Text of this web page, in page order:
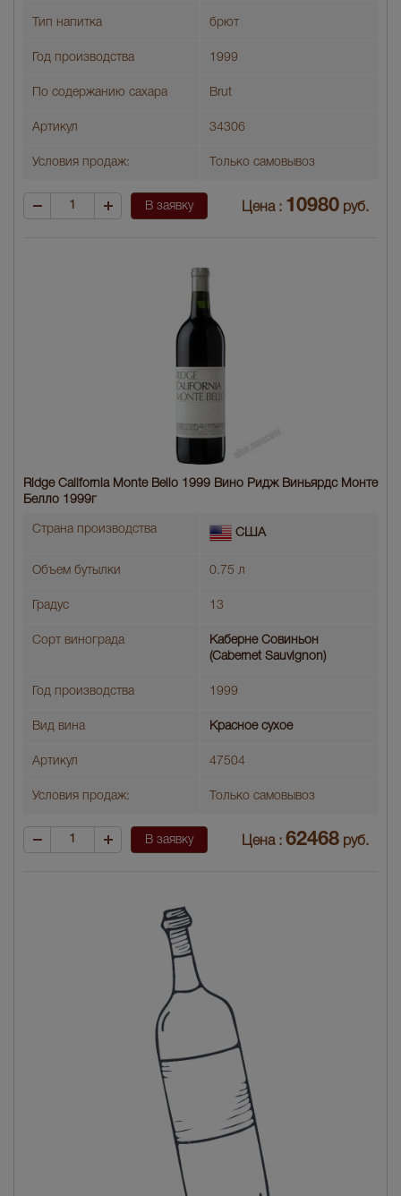
Тип напитка брют
Год производства 1999
По содержанию сахара Brut
Артикул 34306
Условия продаж: Только самовывоз
В заявку Цена : 10980 руб.
Ridge California Monte Bello 1999 Вино Ридж Виньярдс Монте
Белло 1999г
Страна производства США
Объем бутылки 0.75 л
Градус 13
Сорт винограда
Каберне Совиньон
(Cabernet Sauvignon)
Год производства 1999
Вид вина Красное сухое
Артикул 47504
Условия продаж: Только самовывоз
В заявку Цена : 62468 руб.